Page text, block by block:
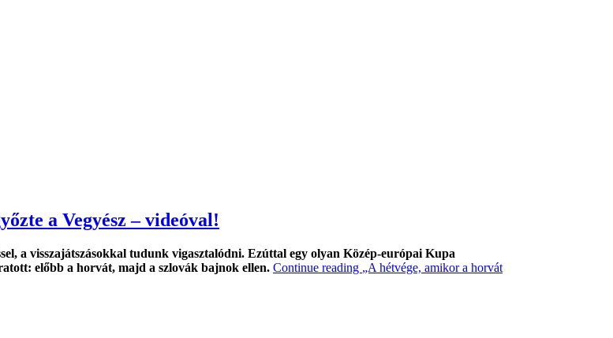
a Vegyész – videóval!
a visszajátszásokkal tudunk vigasztalódni. Ezúttal egy olyan Közép-európai Kupa
előbb a horvát, majd a szlovák bajnok ellen. Continue reading „A hétvége, amikor a horvát